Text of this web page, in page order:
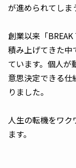
が進められてしま
創業以来「
積み上げてきた中
ています。個人が
意思決定できる
りました。
人生の転機をワ
ます。